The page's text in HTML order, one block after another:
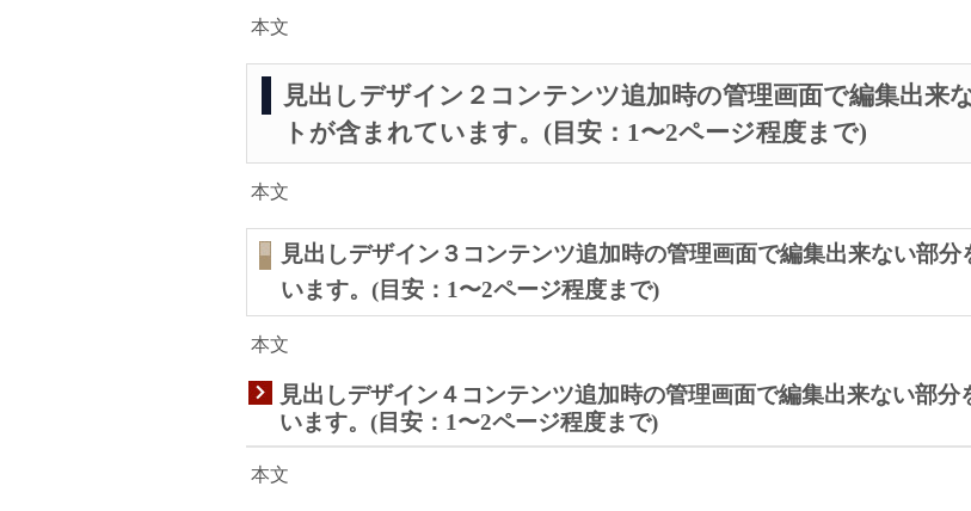
本文
見出しデザイン２コンテンツ追加時の管理画面で編集出来
トが含まれています。(目安：1〜2ページ程度まで)
本文
見出しデザイン３コンテンツ追加時の管理画面で編集出来ない部
います。(目安：1〜2ページ程度まで)
本文
見出しデザイン４コンテンツ追加時の管理画面で編集出来ない部
います。(目安：1〜2ページ程度まで)
本文